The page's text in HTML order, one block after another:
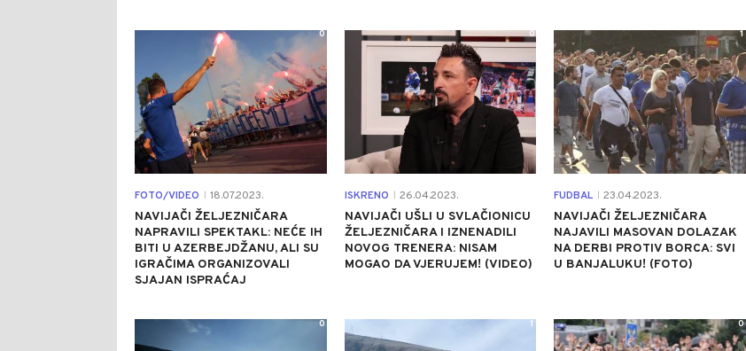
FOTO/VIDEO 18.07.2023.
NAVIJAČI ŽELJEZNIČARA
NAPRAVILI SPEKTAKL: NEĆE IH
BITI U AZERBEJDŽANU, ALI SU
IGRAČIMA ORGANIZOVALI
SJAJAN ISPRAĆAJ
0
ISKRENO 26.04.2023.
NAVIJAČI UŠLI U SVLAČIONICU
ŽELJEZNIČARA I IZNENADILI
NOVOG TRENERA: NISAM
MOGAO DA VJERUJEM! (VIDEO)
0
FUDBAL 23.04.2023.
NAVIJAČI ŽELJEZNIČARA
NAJAVILI MASOVAN DOLAZAK
NA DERBI PROTIV BORCA: SVI
U BANJALUKU! (FOTO)
1
0 1 0